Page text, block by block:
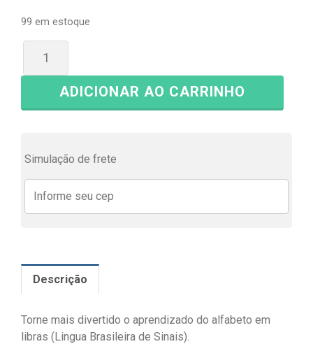
99 em estoque
ADICIONAR AO CARRINHO
Simulação de frete
Descrição
Torne mais divertido o aprendizado do alfabeto em
libras (Lingua Brasileira de Sinais).